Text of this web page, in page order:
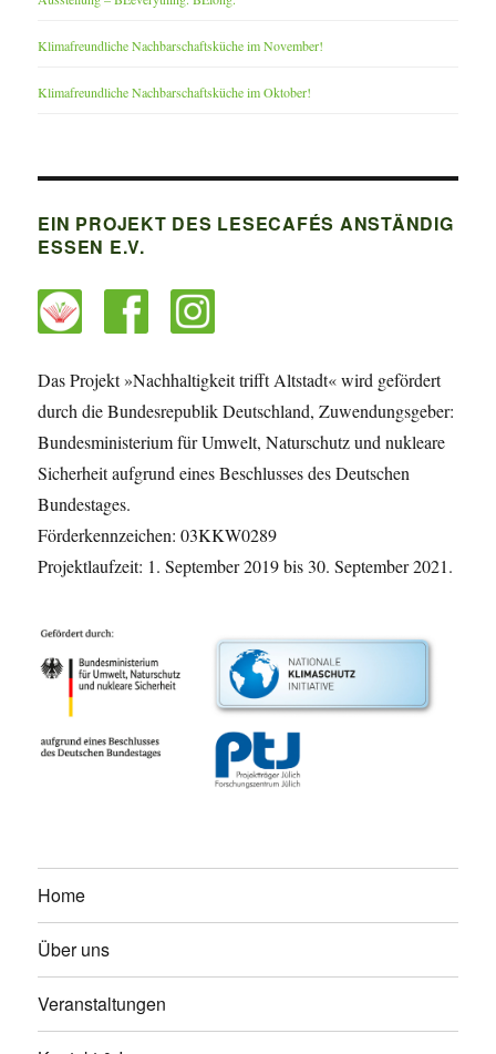
Klimafreundliche Nachbarschaftsküche im November!
Klimafreundliche Nachbarschaftsküche im Oktober!
EIN PROJEKT DES LESECAFÉS ANSTÄNDIG
ESSEN E.V.
Das Projekt »Nachhaltigkeit trifft Altstadt« wird gefördert
durch die Bundesrepublik Deutschland, Zuwendungsgeber:
Bundesministerium für Umwelt, Naturschutz und nukleare
Sicherheit aufgrund eines Beschlusses des Deutschen
Bundestages.
Förderkennzeichen: 03KKW0289
Projektlaufzeit: 1. September 2019 bis 30. September 2021.
Home
Über uns
Veranstaltungen